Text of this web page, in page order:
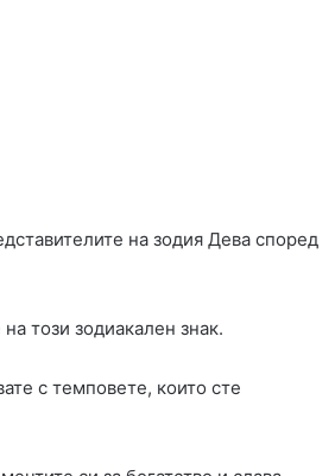
на зодия Дева според
този зодиакален знак.
с темповете, които сте